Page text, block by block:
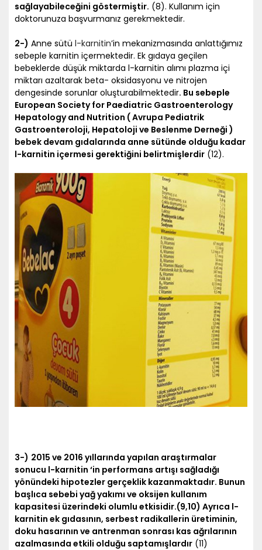
sağlayabileceğini göstermiştir. (8). Kullanım için
doktorunuza başvurmanız gerekmektedir.
2-) Anne sütü l-karnitin’in mekanizmasında anlattığımız
sebeple karnitin içermektedir. Ek gıdaya geçilen
bebeklerde düşük miktarda l-karnitin alımı plazma içi
miktarı azaltarak beta- oksidasyonu ve nitrojen
dengesinde sorunlar oluşturabilmektedir. Bu sebeple
European Society for Paediatric Gastroenterology
Hepatology and Nutrition ( Avrupa Pediatrik
Gastroenteroloji, Hepatoloji ve Beslenme Derneği )
bebek devam gıdalarında anne sütünde olduğu kadar
l-karnitin içermesi gerektiğini belirtmişlerdir (12).
3-) 2015 ve 2016 yıllarında yapılan araştırmalar
sonucu l-karnitin ‘in performans artışı sağladığı
yönündeki hipotezler gerçeklik kazanmaktadır. Bunun
başlıca sebebi yağ yakımı ve oksijen kullanım
kapasitesi üzerindeki olumlu etkisidir.(9,10) Ayrıca l-
karnitin ek gıdasının, serbest radikallerin üretiminin,
doku hasarının ve antrenman sonrası kas ağrılarının
azalmasında etkili olduğu saptamışlardır (11)